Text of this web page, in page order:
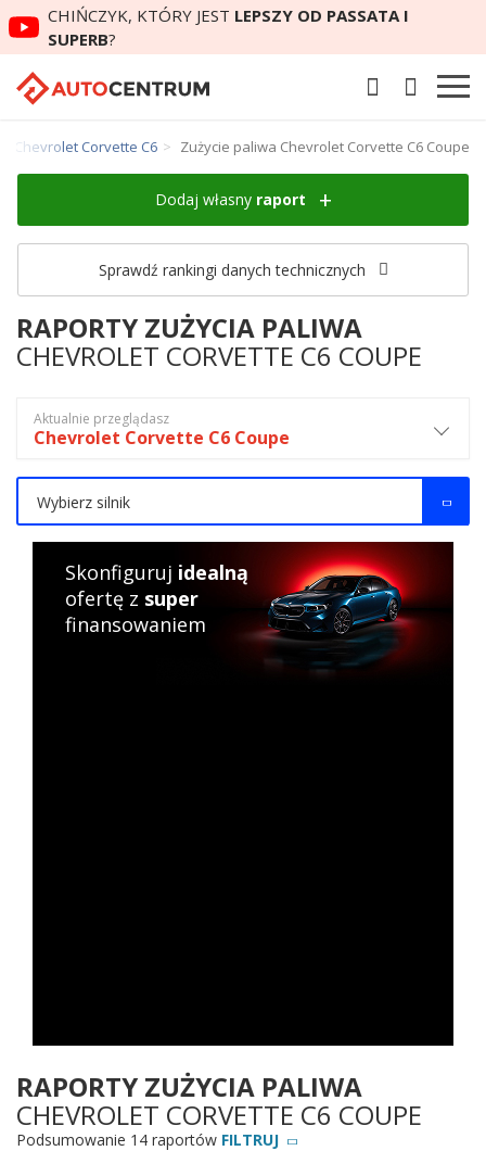
CHIŃCZYK, KTÓRY JEST LEPSZY OD PASSATA I
SUPERB?
Chevrolet Corvette C6 Zużycie paliwa Chevrolet Corvette C6 Coupe
Dodaj własny raport
Sprawdź rankingi danych technicznych
RAPORTY ZUŻYCIA PALIWA
CHEVROLET CORVETTE C6 COUPE
Podsumowanie 14 raportów FILTRUJ
RAPORTY ZUŻYCIA PALIWA
CHEVROLET CORVETTE C6 COUPE
Aktualnie przeglądasz
Chevrolet Corvette C6 Coupe
Wybierz silnik
Skonfiguruj idealną
ofertę z super
finansowaniem